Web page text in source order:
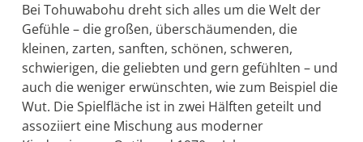
Bei Tohuwabohu dreht sich alles um die Welt der
Gefühle – die großen, überschäumenden, die
kleinen, zarten, sanften, schönen, schweren,
schwierigen, die geliebten und gern gefühlten – und
auch die weniger erwünschten, wie zum Beispiel die
Wut. Die Spielfläche ist in zwei Hälften geteilt und
assoziiert eine Mischung aus moderner